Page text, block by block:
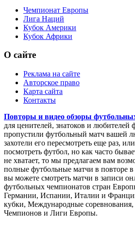
Чемпионат Европы
Лига Наций
Кубок Америки
Кубок Африки
О сайте
Реклама на сайте
Авторское право
Карта сайта
Контакты
Повторы и видео обзоры
для ценителей, знатоков и любителей
пропустили футбольный матч вашей
захотели его пересмотреть еще раз,
посмотреть футбол, но как часто
не хватает, то мы предлагаем вам
полные футбольные матчи в повторе
вы можете смотреть матчи в записи
футбольных чемпионатов стран
Германии, Испании, Италии и
кубки, Международные
Чемпионов и Лиги Европы.